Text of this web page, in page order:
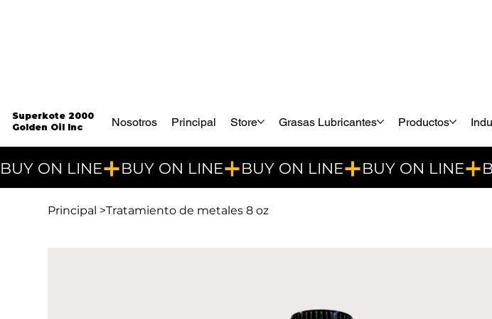
BUY ON LINE
Principal >Tratamiento de metales 8 oz
Superkote 2000
Golden Oil Inc
Nosotros Principal Store Grasas Lubricantes Productos